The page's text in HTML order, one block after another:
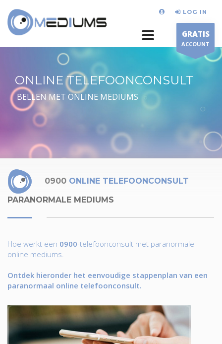
LOG IN
GRATIS
ACCOUNT
ONLINE TELEFOONCONSULT
BELLEN MET ONLINE MEDIUMS
0900 ONLINE TELEFOONCONSULT
PARANORMALE MEDIUMS
Hoe werkt een 0900-telefoonconsult met paranormale
online mediums.
Ontdek hieronder het eenvoudige stappenplan van een
paranormaal online telefoonconsult.